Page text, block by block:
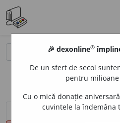
sinteza definițiilor (1)
🎉 dexonline®
De un sfert de secol
pentru
Cu o mică donație
cuvintele la îndemâna